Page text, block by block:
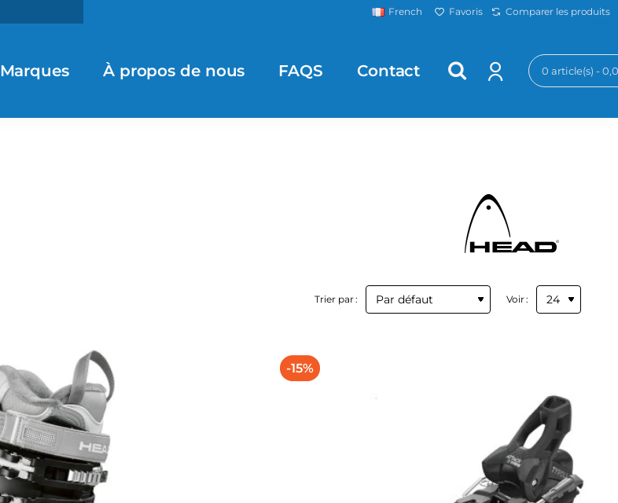
French Favoris Comparer les produits
Marques À propos de nous FAQS Contact 0 article(s) -
Trier par : Voir :
-15%